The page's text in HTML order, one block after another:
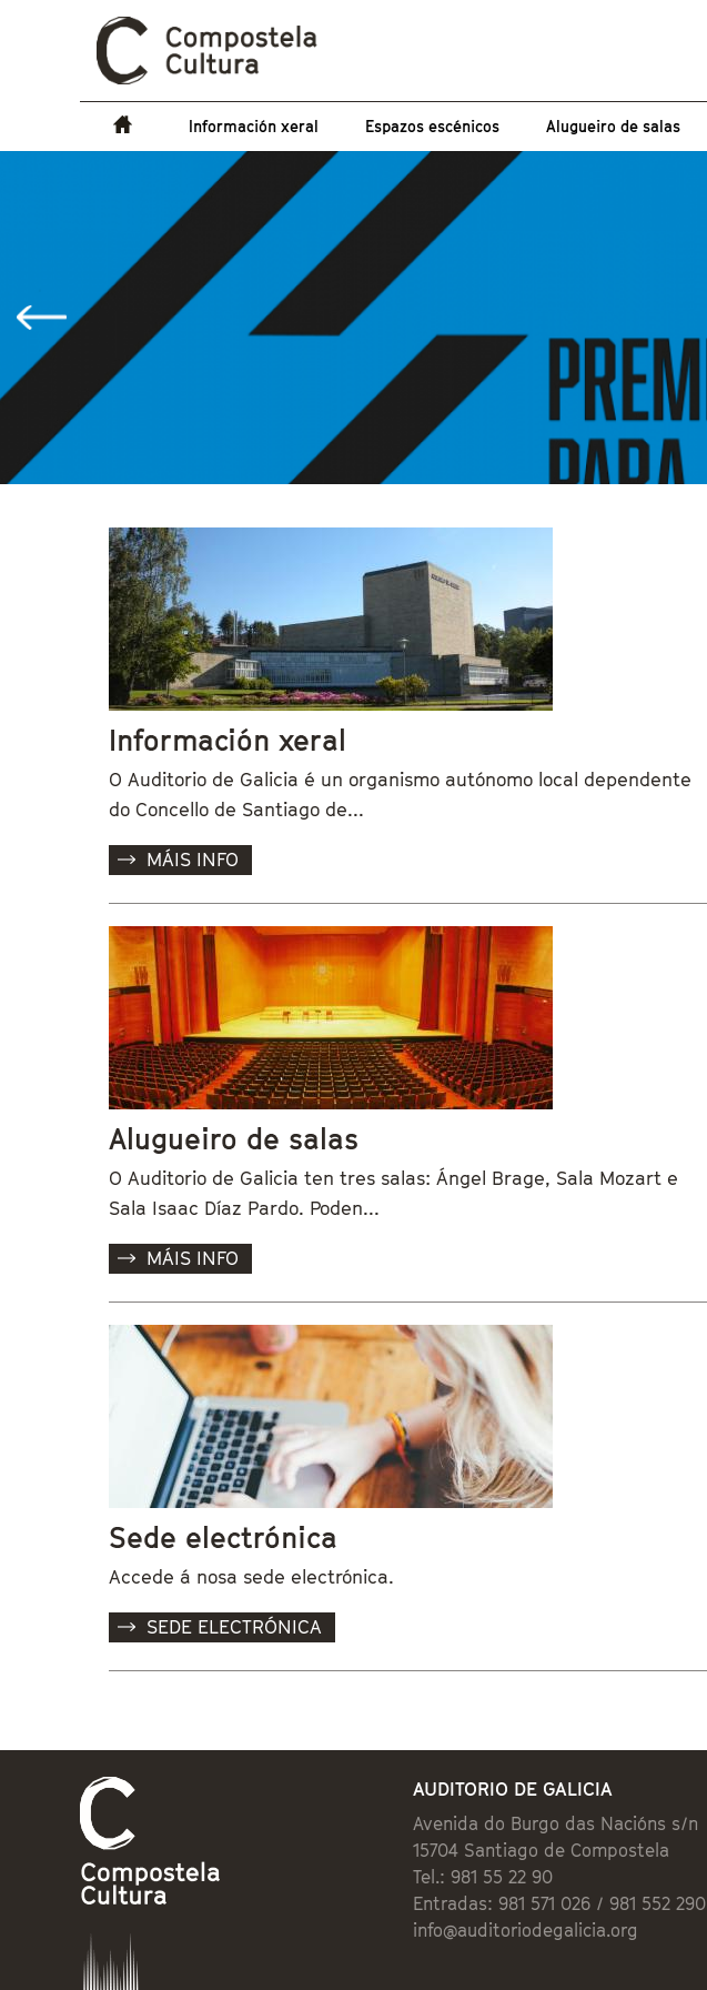
Información xeral Espazos escénicos Alugueiro de salas
Información xeral
O Auditorio de Galicia é un organismo autónomo local dependente
do Concello de Santiago de...
MÁIS INFO
Alugueiro de salas
O Auditorio de Galicia ten tres salas: Ángel Brage, Sala Mozart e
Sala Isaac Díaz Pardo. Poden...
MÁIS INFO
Sede electrónica
Accede á nosa sede electrónica.
SEDE ELECTRÓNICA
AUDITORIO DE GALICIA
Avenida do Burgo das Nacións s/n
15704 Santiago de Compostela
Tel.: 981 55 22 90
Entradas: 981 571 026 / 981 552 290
info@auditoriodegalicia.org